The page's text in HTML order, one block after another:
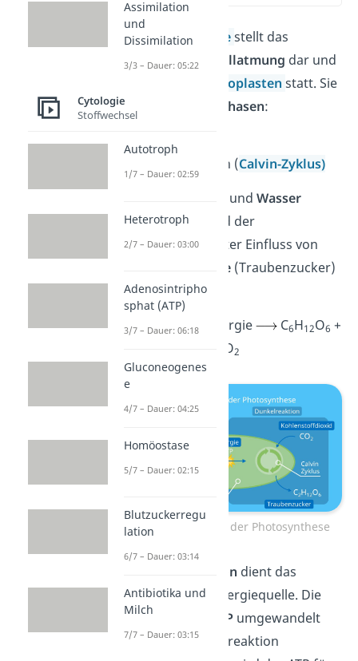
DiePhotosynthesestellt das
Gegenstückzur Zellatmung dar und
Chloroplastenstatt. Sie
besteht aus
zwei Phasen:
Lichtreaktion
Dunkelreaktion (Calvin-Zyklus)
undWasser
reagieren während der
Photosynthese unter Einfluss von
Glucose (Traubenzucker)
undSauerstoff.
6CO 2 + 6H2O + Energie C6H12O6 +
6O2
ATP-Verbrauch bei der Photosynthese
Lichtreaktion dient das
Sonnenlichtals Energiequelle. Die
Energie
in ATP umgewandelt
und für die Dunkelreaktion
Assimilation
und
Dissimilation
3/3 – Dauer: 05:22
Cytologie
Stoffwechsel
Autotroph
1/7 – Dauer: 02:59
Heterotroph
2/7 – Dauer: 03:00
Adenosintripho
sphat (ATP)
3/7 – Dauer: 06:18
Gluconeogenes
e
4/7 – Dauer: 04:25
Homöostase
5/7 – Dauer: 02:15
Blutzuckerregu
lation
6/7 – Dauer: 03:14
Antibiotika und
Milch
7/7 – Dauer: 03:15